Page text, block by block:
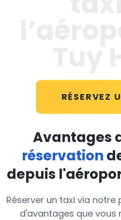
RÉSERVEZ
Avantages
réservation
depuis
Réserver un taxi via notre
d'avantages que vous